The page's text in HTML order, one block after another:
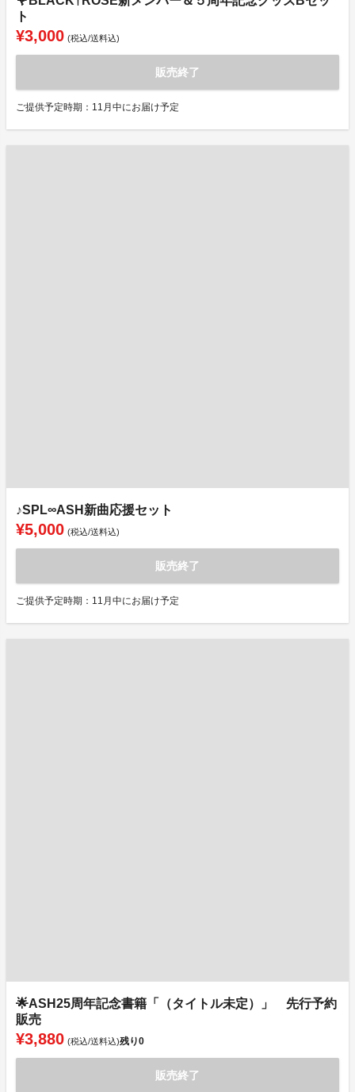
ト
¥3,000 (税込/送料込)
販売終了
ご提供予定時期：11月中にお届け予定
♪SPL∞ASH新曲応援セット
¥5,000 (税込/送料込)
販売終了
ご提供予定時期：11月中にお届け予定
🌟ASH25周年記念書籍「（タイトル未定）」 先行予約
販売
¥3,880 (税込/送料込)残り0
販売終了